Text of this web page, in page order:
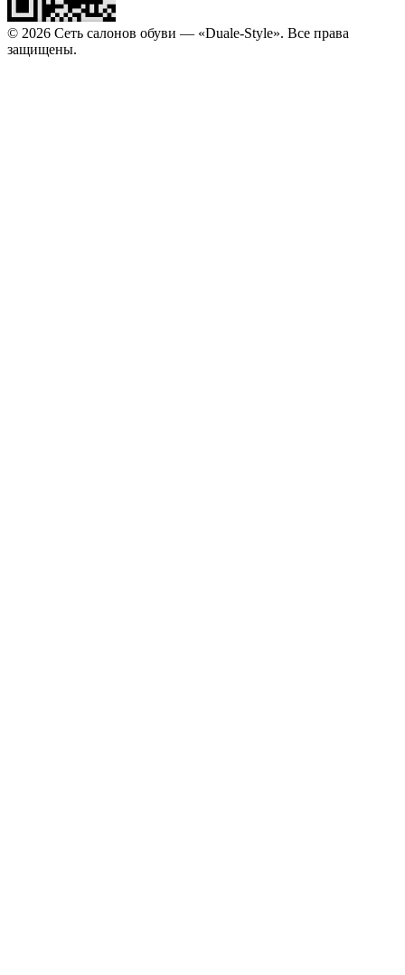
© 2026 Сеть салонов обуви — «Duale-Style». Все права
защищены.